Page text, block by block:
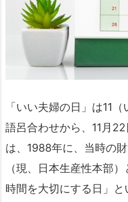
「いい夫婦の日」は11
語呂合わせから、11月
は、1988年に、当時の
（現、日本生産性本部
時間を大切にする日」